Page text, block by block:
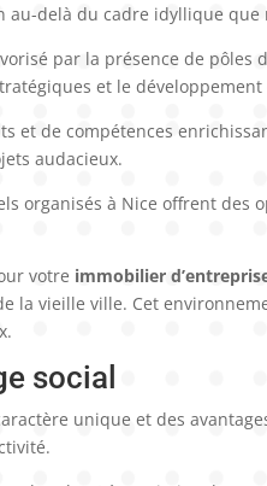
au-delà du cadre idyllique
par la présence de
et le
et de compétences
audacieux.
organisés à Nice offrent
votre immobilier
la vieille ville. Cet
social
unique et des